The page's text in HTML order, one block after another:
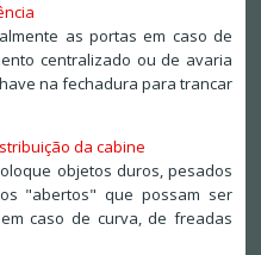
as portas em caso de
centralizado ou de avaria
na fechadura para trancar
da cabine
objetos duros, pesados
"abertos" que possam ser
caso de curva, de freadas